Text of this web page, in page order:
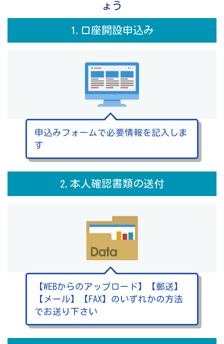
ょう
1.口座開設申込み
申込みフォームで必要情報を記入しま
す
2.本人確認書類の送付
【WEBからのアップロード】【郵送】
【メール】【FAX】のいずれかの方法
でお送り下さい